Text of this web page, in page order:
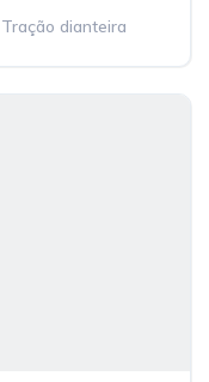
Tração dianteira